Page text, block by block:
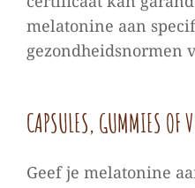
melatonine aan
gezondheidsnormen
CAPSULES, GUMMIES OF
Geef je melatonine